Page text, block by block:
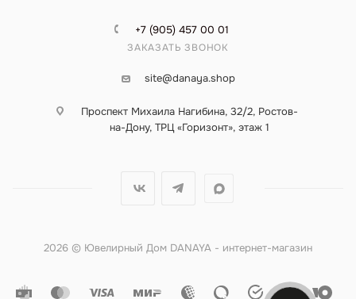
+7 (905) 457 00 01
ЗАКАЗАТЬ ЗВОНОК
site@danaya.shop
Проспект Михаила Нагибина, 32/2, Ростов-
на-Дону, ТРЦ «Горизонт», этаж 1
2026 © Ювелирный Дом DANAYA - интернет-магазин